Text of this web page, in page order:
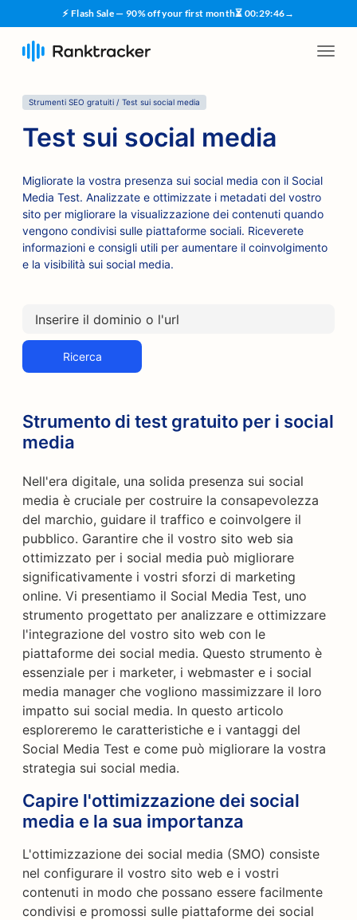
⚡ Flash Sale — 90% off your first month⏳ 00:29:45→
Strumenti SEO gratuiti / Test sui social media
Test sui social media
Migliorate la vostra presenza sui social media con il Social
Media Test. Analizzate e ottimizzate i metadati del vostro
sito per migliorare la visualizzazione dei contenuti quando
vengono condivisi sulle piattaforme sociali. Riceverete
informazioni e consigli utili per aumentare il coinvolgimento
e la visibilità sui social media.
Ricerca
Strumento di test gratuito per i social
media
Nell'era digitale, una solida presenza sui social
media è cruciale per costruire la consapevolezza
del marchio, guidare il traffico e coinvolgere il
pubblico. Garantire che il vostro sito web sia
ottimizzato per i social media può migliorare
significativamente i vostri sforzi di marketing
online. Vi presentiamo il Social Media Test, uno
strumento progettato per analizzare e ottimizzare
l'integrazione del vostro sito web con le
piattaforme dei social media. Questo strumento è
essenziale per i marketer, i webmaster e i social
media manager che vogliono massimizzare il loro
impatto sui social media. In questo articolo
esploreremo le caratteristiche e i vantaggi del
Social Media Test e come può migliorare la vostra
strategia sui social media.
Capire l'ottimizzazione dei social
media e la sua importanza
L'ottimizzazione dei social media (SMO) consiste
nel configurare il vostro sito web e i vostri
contenuti in modo che possano essere facilmente
condivisi e promossi sulle piattaforme dei social